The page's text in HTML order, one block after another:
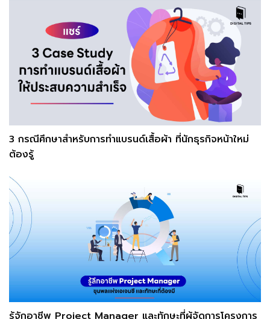
3 กรณีศึกษาสำหรับการทำแบรนด์เสื้อผ้า ที่นักธุรกิจหน้าใหม่
ต้องรู้